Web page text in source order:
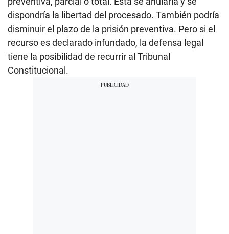
dispondría la libertad del procesado. También podría
disminuir el plazo de la prisión preventiva. Pero si el
recurso es declarado infundado, la defensa legal
tiene la posibilidad de recurrir al Tribunal
Constitucional.